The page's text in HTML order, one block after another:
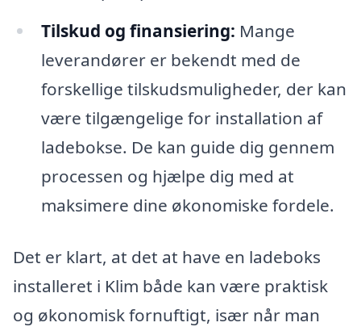
Tilskud og finansiering: Mange
leverandører er bekendt med de
forskellige tilskudsmuligheder, der kan
være tilgængelige for installation af
ladebokse. De kan guide dig gennem
processen og hjælpe dig med at
maksimere dine økonomiske fordele.
Det er klart, at det at have en ladeboks
installeret i Klim både kan være praktisk
og økonomisk fornuftigt, især når man